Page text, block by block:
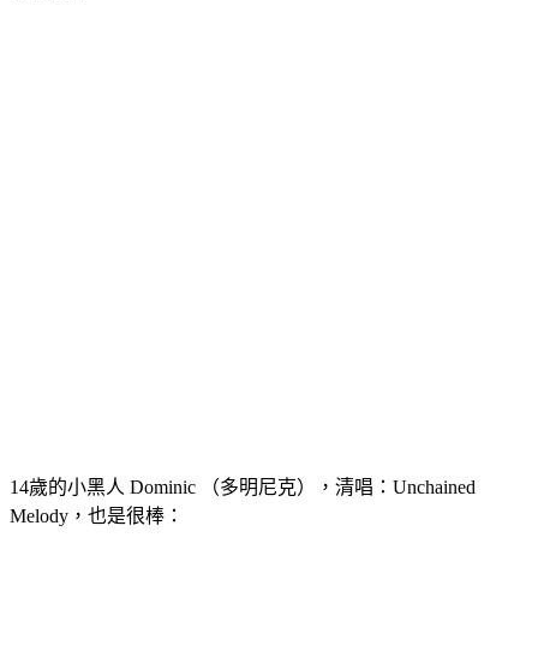
14歲的小黑人 Dominic （多明尼克），清唱：Unchained
Melody，也是很棒：